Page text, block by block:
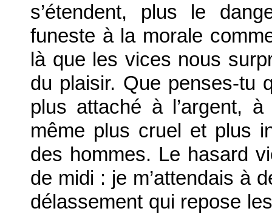
s’étendent, plus le
funeste à la morale
là que les vices nous
du plaisir. Que penses-tu
plus attaché à l’argent,
même plus cruel et plus
des hommes. Le hasard
de midi : je m’attendais à
délassement qui repose